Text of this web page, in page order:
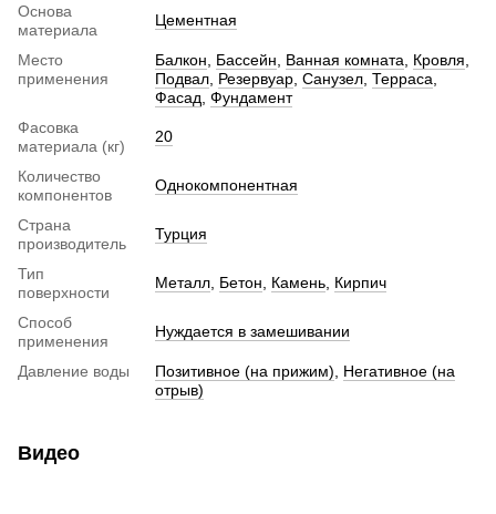
Основа
материала
Цементная
Место
применения
Балкон, Бассейн, Ванная комната, Кровля,
Подвал, Резервуар, Санузел, Терраса,
Фасад, Фундамент
Фасовка
материала (кг)
20
Количество
компонентов
Однокомпонентная
Страна
производитель
Турция
Тип
поверхности
Металл, Бетон, Камень, Кирпич
Способ
применения
Нуждается в замешивании
Давление воды Позитивное (на прижим), Негативное (на
отрыв)
Видео